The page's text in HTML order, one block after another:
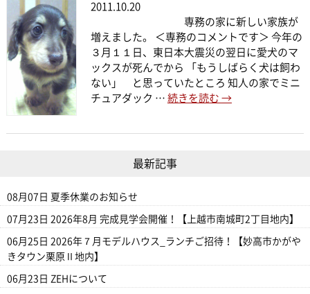
2011.10.20
専務の家に新しい家族が
増えました。 ＜専務のコメントです＞ 今年の
３月１１日、東日本大震災の翌日に愛犬のマ
ックスが死んでから 「もうしばらく犬は飼わ
ない」 と思っていたところ 知人の家でミニ
チュアダック … 続きを読む →
最新記事
08月07日 夏季休業のお知らせ
07月23日 2026年8月 完成見学会開催！【上越市南城町2丁目地内】
06月25日 2026年７月モデルハウス_ランチご招待！【妙高市かがや
きタウン栗原Ⅱ地内】
06月23日 ZEHについて